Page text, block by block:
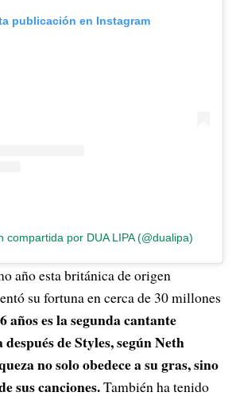
publicación en Instagram
compartida por DUA LIPA (@dualipa)
año esta británica de origen
su fortuna en cerca de 30 millones
años es la segunda cantante
de Styles, según Neth
no solo obedece a su gras, sino
sus canciones.También ha tenido